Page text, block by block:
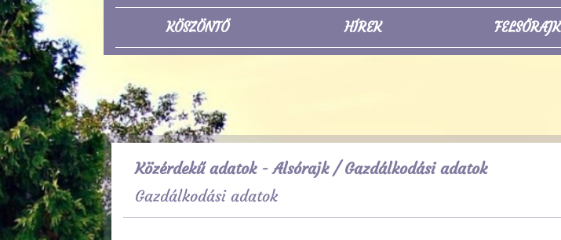
KÖSZÖNTŐ HÍREK FELSŐRAJK
Közérdekű adatok - Alsórajk/ Gazdálkodási adatok
Gazdálkodási adatok